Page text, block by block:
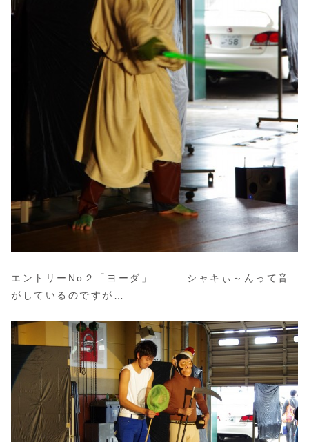
エントリーNo２「ヨーダ」 シャキぃ～んって音
がしているのですが…